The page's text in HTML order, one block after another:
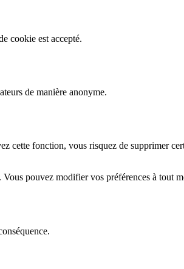
cookie est accepté.
de manière anonyme.
cette fonction, vous risquez de supprimer
pouvez modifier vos préférences à tout